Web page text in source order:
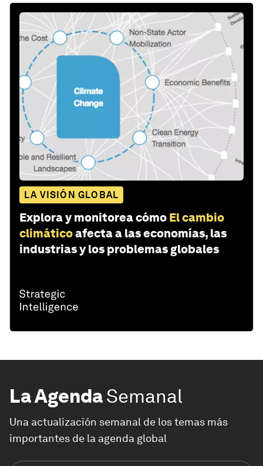
LA VISIÓN GLOBAL
Explora y monitorea cómo El cambio
climáticoafecta a las economías, las
industrias y los problemas globales
La AgendaSemanal
Una actualización semanal de los temas más
importantes de la agenda global